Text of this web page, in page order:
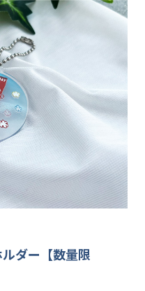
ダー【数量限